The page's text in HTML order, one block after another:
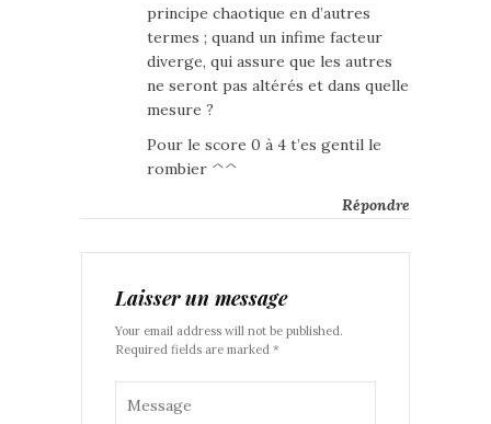
principe chaotique en d’autres
termes ; quand un infime facteur
diverge, qui assure que les autres
ne seront pas altérés et dans quelle
mesure ?
Pour le score 0 à 4 t’es gentil le
rombier ^^
Répondre
Laisser un message
Your email address will not be published.
Required fields are marked *